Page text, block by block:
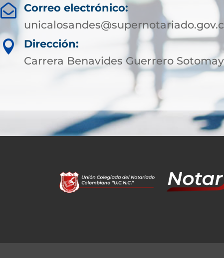

Correo electrónico:

Dirección:
Carrera Benavides Guerrero